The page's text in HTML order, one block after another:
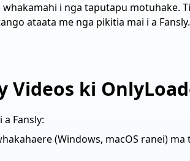
i nga taputapu motuhake.
ataata me nga pikitia mai i a Fansly.
Videos ki
Fansly:
(Windows, macOS ranei) ma